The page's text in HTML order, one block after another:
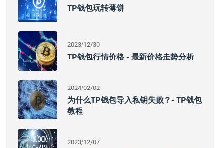
TP钱包玩转薄饼
2023/12/30
TP钱包行情价格 - 最新价格走势分析
2024/02/02
为什么TP钱包导入私钥失败？- TP钱包
教程
2023/12/07